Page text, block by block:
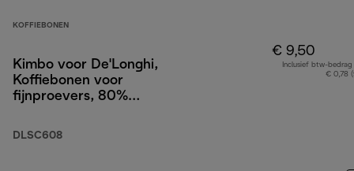
KOFFIEBONEN
Kimbo voor De'Longhi,
Koffiebonen voor
fijnproevers, 80%
250g
DLSC608
€ 9,50
Inclusief btw-bedrag
€ 0,78